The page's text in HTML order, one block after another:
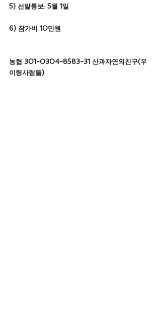
5) 선발통보: 5월 1일
6) 참가비 10만원
농협 301-0304-8583-31 산과자연의친구(우
이령사람들)